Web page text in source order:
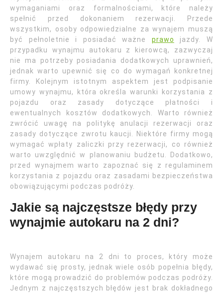
wymaganiami oraz formalnościami, które należy
spełnić przed dokonaniem rezerwacji. Przede
wszystkim, osoby odpowiedzialne za wynajem muszą
być pełnoletnie i posiadać ważne prawo
jazdy. W
przypadku wynajmu autokaru z kierowcą, zazwyczaj
nie ma potrzeby posiadania dodatkowych uprawnień,
jednak warto upewnić się co do wymagań konkretnej
firmy. Kolejnym istotnym aspektem jest podpisanie
umowy wynajmu, która określa warunki korzystania z
pojazdu oraz zasady dotyczące płatności i
ewentualnych kosztów dodatkowych. Warto również
zwrócić uwagę na politykę anulacji rezerwacji oraz
zasady dotyczące zwrotu kaucji. Niektóre firmy mogą
wymagać wpłaty zaliczki przy rezerwacji, co również
warto uwzględnić w planowaniu budżetu. Dodatkowo,
przed wynajmem warto zapoznać się z regulaminem
korzystania z pojazdu oraz zasadami bezpieczeństwa
obowiązującymi podczas podróży.
Jakie są najczęstsze błędy przy
wynajmie autokaru na 2 dni?
Wynajem autokaru na 2 dni to proces, który może
wydawać się prosty, jednak wiele osób popełnia błędy,
które mogą prowadzić do problemów podczas podróży.
Jednym z najczęstszych błędów jest brak dokładnego